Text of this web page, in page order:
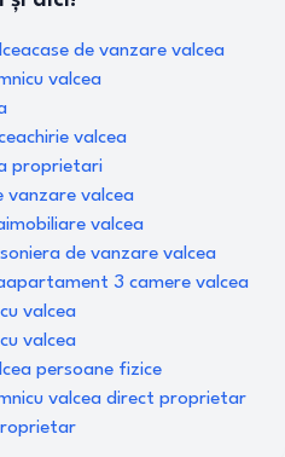
case de vanzare valcea
valcea
chirie valcea
proprietari
vanzare valcea
imobiliare valcea
de vanzare valcea
apartament 3 camere valcea
valcea
valcea
persoane fizice
valcea direct proprietar